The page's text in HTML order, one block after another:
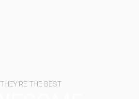
THEY'RE THE BEST